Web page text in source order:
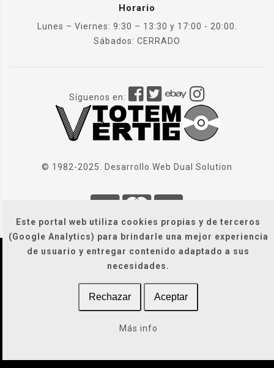
Este portal web utiliza cookies propias y de terceros
(Google Analytics) para brindarle una mejor experiencia
de usuario y entregar contenido adaptado a sus
necesidades.
Rechazar Aceptar
Más info
Horario
Lunes – Viernes: 9:30 – 13:30 y 17:00 - 20:00.
Sábados: CERRADO
Síguenos en:
© 1982-2025. Desarrollo Web Dual Solution
| Condiciones Generales
Legal / Privacidad / Cookies / Accesibilidad